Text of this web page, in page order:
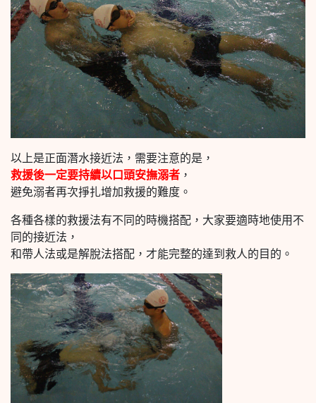
以上是正面潛水接近法，需要注意的是，
救援後一定要持續以口頭安撫溺者 ，
避免溺者再次掙扎增加救援的難度。
各種各樣的救援法有不同的時機搭配，大家要適時地使用不
同的接近法，
和帶人法或是解脫法搭配，才能完整的達到救人的目的。